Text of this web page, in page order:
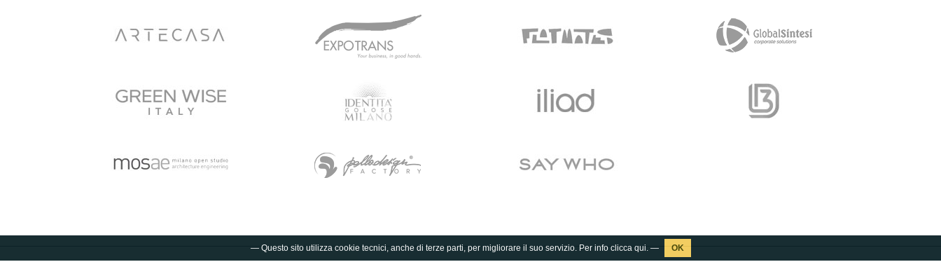
— Questo sito utilizza cookie tecnici, anche di terze parti, per migliorare il suo servizio. Per info clicca qui. —